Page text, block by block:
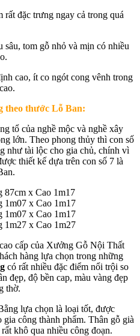
đặc trưng ngay cả trong quá
tom gỗ nhỏ và mịn có nhiều
cao, ít co ngót cong vênh trong
theo thước Lỗ Ban:
tổ của nghề mộc và nghề xây
lớn. Theo phong thủy thì con số
như tài lộc cho gia chủ, chính vì
thiết kế dựa trên con số 7 là
87cm x Cao 1m17
1m07 x Cao 1m17
1m07 x Cao 1m17
1m27 x Cao 1m27
cấp của Xưởng Gỗ Nội Thất
hàng lựa chọn trong những
có rất nhiều đặc điểm nổi trội so
đẹp, độ bền cap, màu vàng đẹp
thờ.
lựa chọn là loại tốt, được
công thành phẩm. Thân gỗ già
khô qua nhiều công đoạn.